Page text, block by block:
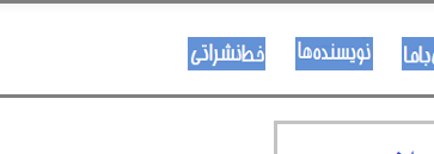
اړیکی نویسنده ها